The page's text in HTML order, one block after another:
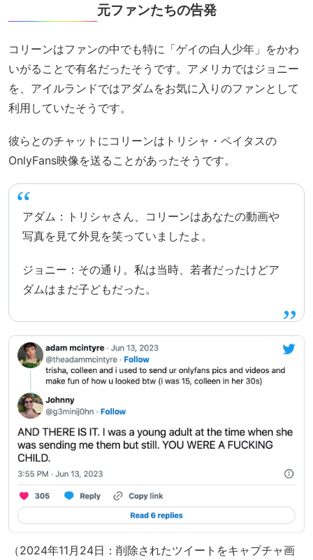
元ファンたちの告発
コリーンはファンの中でも特に「ゲイの白人少年」をかわ
いがることで有名だったそうです。アメリカではジョニー
を、アイルランドではアダムをお気に入りのファンとして
利用していたそうです。
彼らとのチャットにコリーンはトリシャ・ペイタスの
OnlyFans映像を送ることがあったそうです。
アダム：トリシャさん、コリーンはあなたの動画や
写真を見て外見を笑っていましたよ。
ジョニー：その通り。私は当時、若者だったけどア
ダムはまだ子どもだった。
（2024年11月24日：削除されたツイートをキャプチャ画